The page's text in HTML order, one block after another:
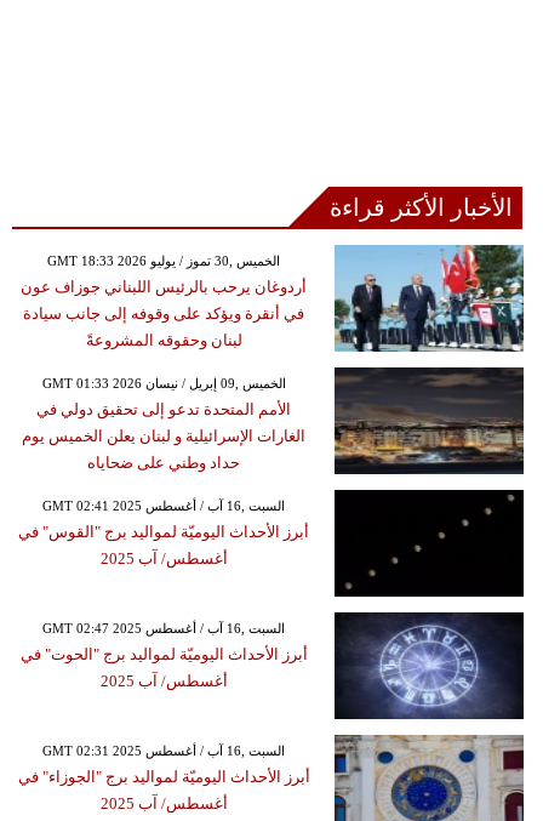
الأخبار الأكثر قراءة
GMT 18:33 2026 الخميس ,30 تموز / يوليو
أردوغان يرحب بالرئيس اللبناني جوزاف عون
في أنقرة ويؤكد على وقوفه إلى جانب سيادة
لبنان وحقوقه المشروعةً
GMT 01:33 2026 الخميس ,09 إبريل / نيسان
الأمم المتحدة تدعو إلى تحقيق دولي في
الغارات الإسرائيلية و لبنان يعلن الخميس يوم
حداد وطني على ضحاياه
GMT 02:41 2025 السبت ,16 آب / أغسطس
أبرز الأحداث اليوميّة لمواليد برج "القوس" في
أغسطس/ آب 2025
GMT 02:47 2025 السبت ,16 آب / أغسطس
أبرز الأحداث اليوميّة لمواليد برج "الحوت" في
أغسطس/ آب 2025
GMT 02:31 2025 السبت ,16 آب / أغسطس
أبرز الأحداث اليوميّة لمواليد برج "الجوزاء" في
أغسطس/ آب 2025